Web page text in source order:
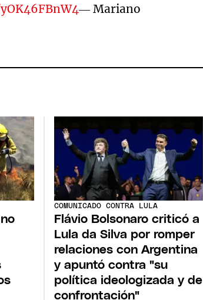
— Mariano
COMUNICADO CONTRA LULA
Flávio Bolsonaro criticó a
Lula da Silva por romper
relaciones con Argentina
y apuntó contra "su
política ideologizada y de
confrontación"